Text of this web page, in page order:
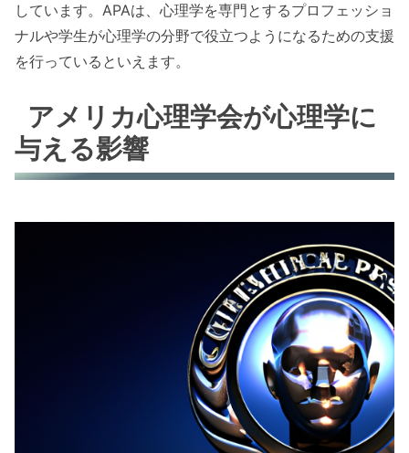
しています。APAは、心理学を専門とするプロフェッショ
ナルや学生が心理学の分野で役立つようになるための支援
を行っているといえます。
アメリカ心理学会が心理学に
与える影響